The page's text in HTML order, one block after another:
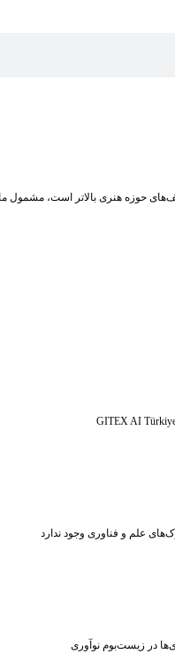
حوزه هنری بالاتر است، مشمول
علم و فناوری وجود ندارد